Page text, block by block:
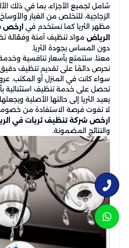
شامل لجميع الأجزاء، بما في ذلك
الزجاجية، للتخلص من الغبار
مظهر الثريا كما نستخدم في ارخص
الرياض مواد تنظيف آمنة وفعّالة
دون المساس بجودة الثريا.
معنا، ستتمتع بأسعار تنافسية
نحرص دائمًا على تقديم تنظيف دقيق
سواء كانت في المنزل أو المكتب.
تحصل على خدمة تنظيف استثنائية
يعيد الثريا إلى حالتها الأصلية
لا تفوت فرصة الاستفادة من
ارخص شركة تنظيف ثريات في
والنتائج المضمونة.